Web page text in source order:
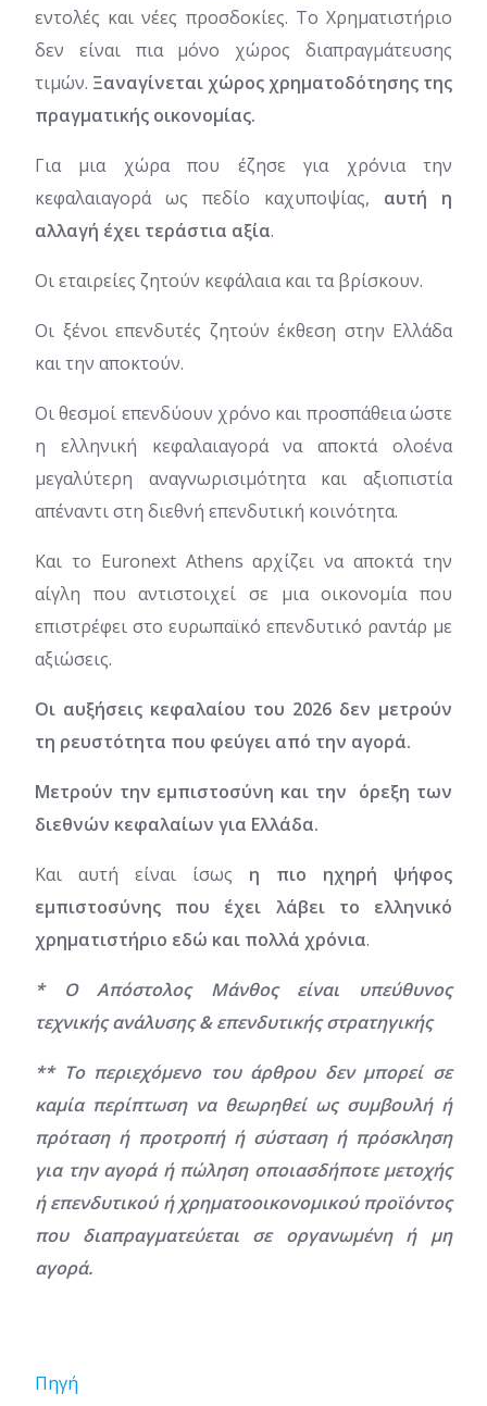
εντολές και νέες προσδοκίες. Το Χρηματιστήριο
δεν είναι πια μόνο χώρος διαπραγμάτευσης
τιμών. Ξαναγίνεται χώρος χρηματοδότησης της
πραγματικής οικονομίας.
Για μια χώρα που έζησε για χρόνια την
κεφαλαιαγορά ως πεδίο καχυποψίας, αυτή η
αλλαγή έχει τεράστια αξία.
Οι εταιρείες ζητούν κεφάλαια και τα βρίσκουν.
Οι ξένοι επενδυτές ζητούν έκθεση στην Ελλάδα
και την αποκτούν.
Οι θεσμοί επενδύουν χρόνο και προσπάθεια ώστε
η ελληνική κεφαλαιαγορά να αποκτά ολοένα
μεγαλύτερη αναγνωρισιμότητα και αξιοπιστία
απέναντι στη διεθνή επενδυτική κοινότητα.
Και το Euronext Athens αρχίζει να αποκτά την
αίγλη που αντιστοιχεί σε μια οικονομία που
επιστρέφει στο ευρωπαϊκό επενδυτικό ραντάρ με
αξιώσεις.
Οι αυξήσεις κεφαλαίου του 2026 δεν μετρούν
τη ρευστότητα που φεύγει από την αγορά.
Μετρούν την εμπιστοσύνη και την όρεξη των
διεθνών κεφαλαίων για Ελλάδα.
Και αυτή είναι ίσως η πιο ηχηρή ψήφος
εμπιστοσύνης που έχει λάβει το ελληνικό
χρηματιστήριο εδώ και πολλά χρόνια.
* Ο Απόστολος Μάνθος είναι υπεύθυνος
τεχνικής ανάλυσης & επενδυτικής στρατηγικής
** Το περιεχόμενο του άρθρου δεν μπορεί σε
καμία περίπτωση να θεωρηθεί ως συμβουλή ή
πρόταση ή προτροπή ή σύσταση ή πρόσκληση
για την αγορά ή πώληση οποιασδήποτε μετοχής
ή επενδυτικού ή χρηματοοικονομικού προϊόντος
που διαπραγματεύεται σε οργανωμένη ή μη
αγορά.
Πηγή